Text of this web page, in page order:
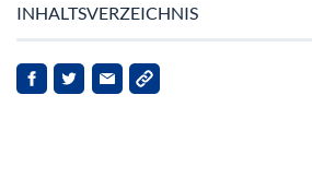
INHALTSVERZEICHNIS
Bitcoin Cash gewinnt an Dynamik,
Geist zurückkehrt